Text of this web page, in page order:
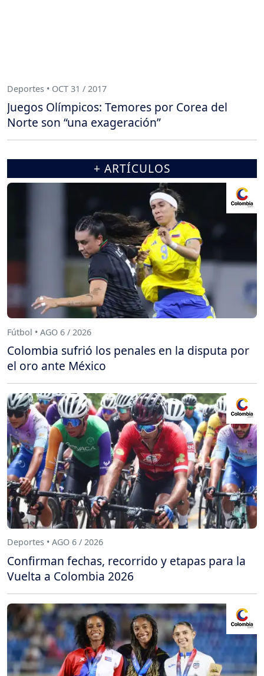
Deportes • OCT 31 / 2017
Juegos Olímpicos: Temores por Corea del
Norte son “una exageración”
+ ARTÍCULOS
Fútbol • AGO 6 / 2026
Colombia sufrió los penales en la disputa por
el oro ante México
Deportes • AGO 6 / 2026
Confirman fechas, recorrido y etapas para la
Vuelta a Colombia 2026